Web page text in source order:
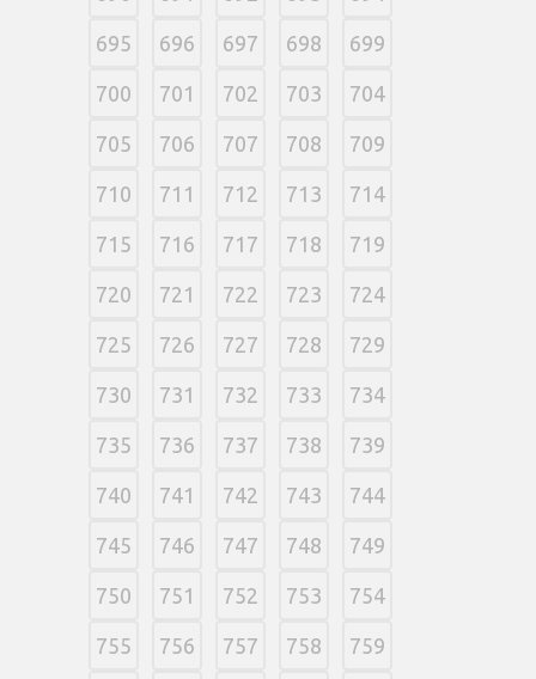
695 696 697 698 699
700 701 702 703 704
705 706 707 708 709
710 711 712 713 714
715 716 717 718 719
720 721 722 723 724
725 726 727 728 729
730 731 732 733 734
735 736 737 738 739
740 741 742 743 744
745 746 747 748 749
750 751 752 753 754
755 756 757 758 759